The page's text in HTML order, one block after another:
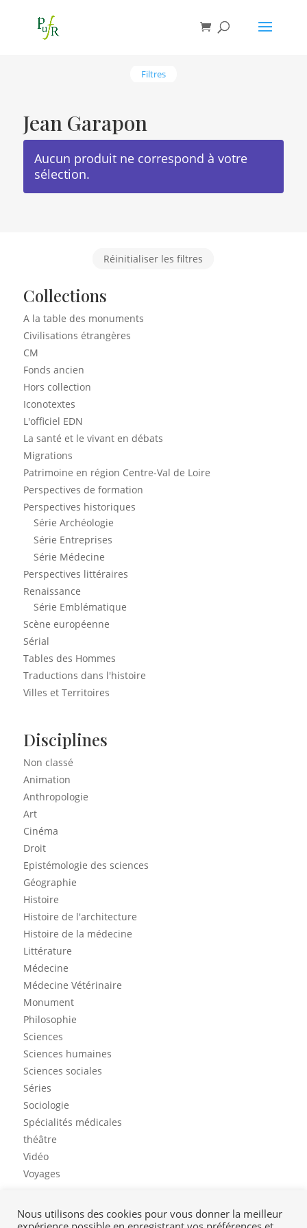
Filtres
Jean Garapon
Aucun produit ne correspond à votre
sélection.
Réinitialiser les filtres
Collections
A la table des monuments
Civilisations étrangères
CM
Fonds ancien
Hors collection
Iconotextes
L'officiel EDN
La santé et le vivant en débats
Migrations
Patrimoine en région Centre-Val de Loire
Perspectives de formation
Perspectives historiques
Série Archéologie
Série Entreprises
Série Médecine
Perspectives littéraires
Renaissance
Série Emblématique
Scène européenne
Sérial
Tables des Hommes
Traductions dans l'histoire
Villes et Territoires
Disciplines
Non classé
Animation
Anthropologie
Art
Cinéma
Droit
Epistémologie des sciences
Géographie
Histoire
Histoire de l'architecture
Histoire de la médecine
Littérature
Médecine
Médecine Vétérinaire
Monument
Philosophie
Sciences
Sciences humaines
Sciences sociales
Séries
Sociologie
Spécialités médicales
théâtre
Vidéo
Voyages
Nous utilisons des cookies pour vous donner la meilleur